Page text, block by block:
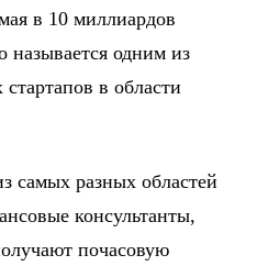
в 10 миллиардов
называется одним из
в области
самых разных областей
консультанты,
почасовую